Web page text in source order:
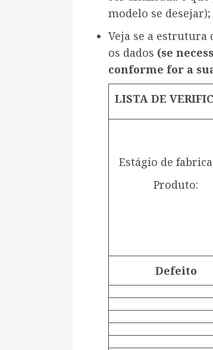
modelo se desejar);
Veja se a estrutura
os dados (se
conforme for a
LISTA DE
Estágio de
Produto:
Defeito